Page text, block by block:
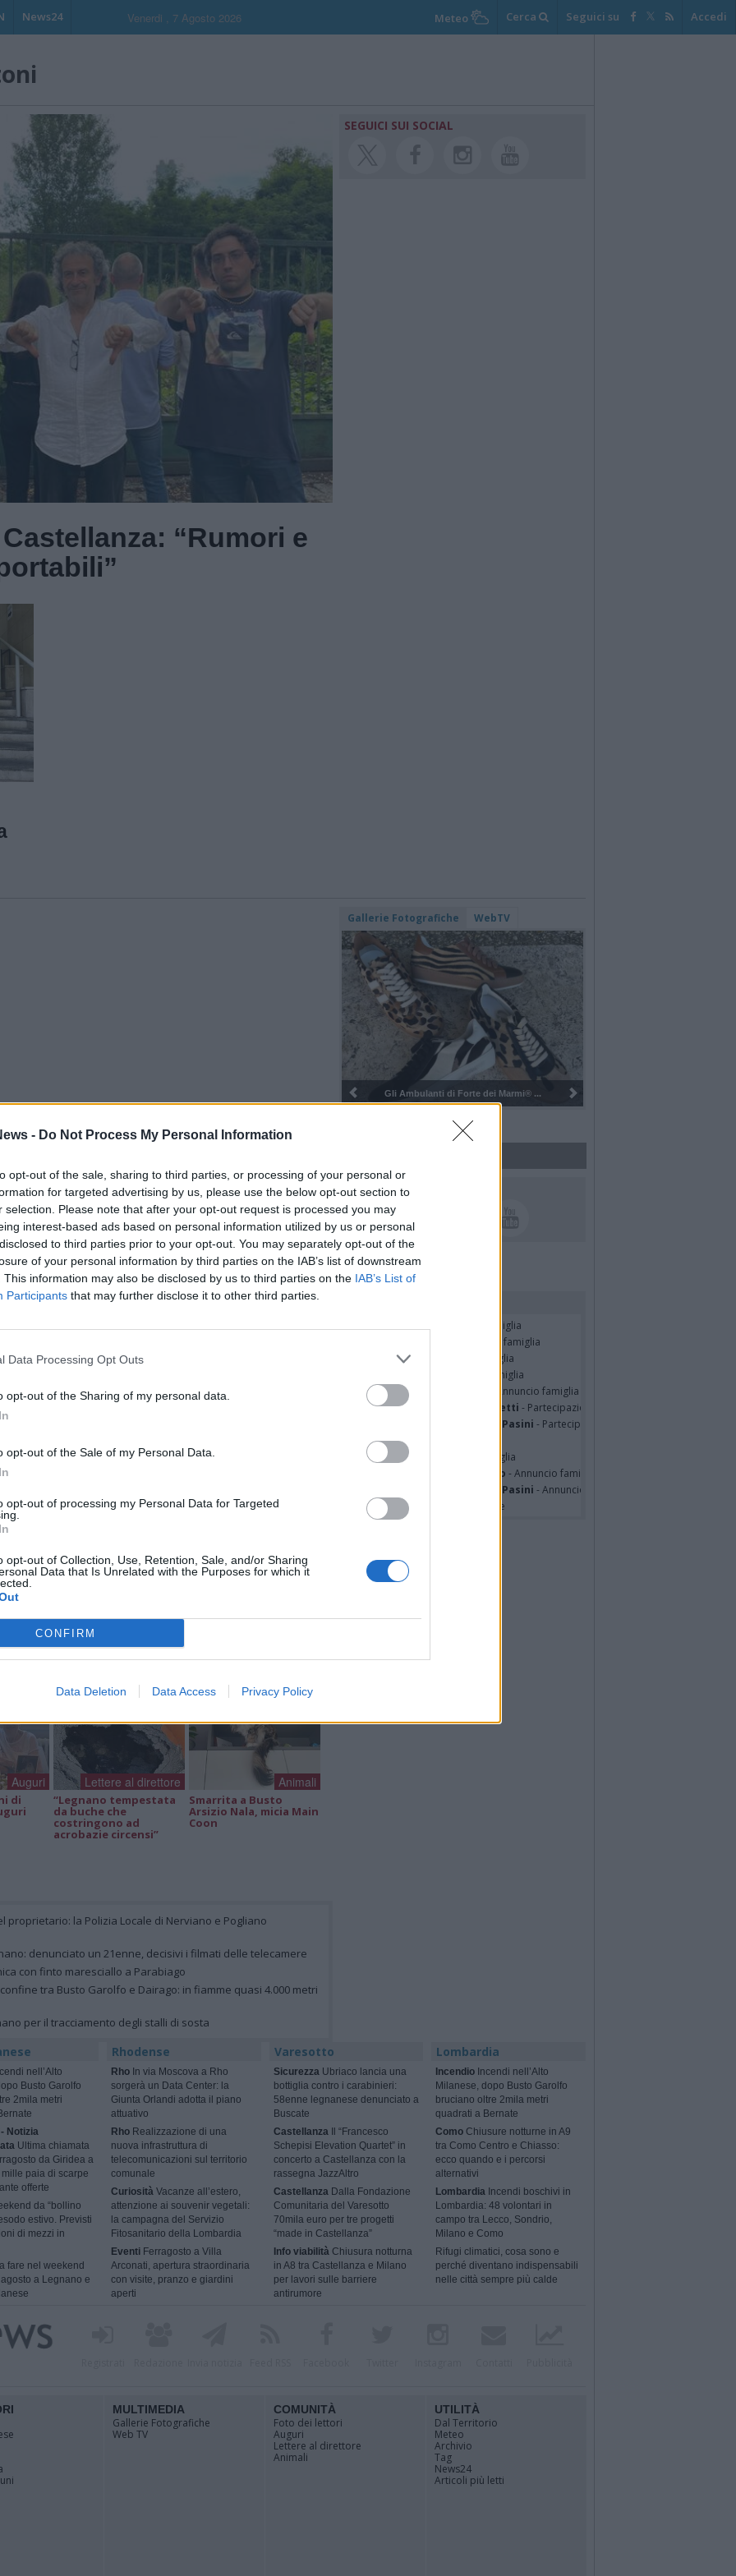
- Do Not Process My Personal Information
opt-out of the sale, sharing to third parties, or processing of your personal or
for targeted advertising by us, please use the below opt-out section to
selection. Please note that after your opt-out request is processed you may
interest-based ads based on personal information utilized by us or personal
to third parties prior to your opt-out. You may separately opt-out of the
of your personal information by third parties on the IAB’s list of downstream
This information may also be disclosed by us to third parties on the IAB’s List of
Participants that may further disclose it to other third parties.
Data Processing Opt Outs
opt-out of the Sharing of my personal data.
opt-out of the Sale of my Personal Data.
opt-out of processing my Personal Data for Targeted
opt-out of Collection, Use, Retention, Sale, and/or Sharing
Data that Is Unrelated with the Purposes for which it
CONFIRM
Data Deletion Data Access Privacy Policy
News24 Venerdi , 7 Agosto 2026 Meteo Cerca Seguici su Accedi
“Rumori e
SEGUICI SUI SOCIAL
Gallerie Fotografiche WebTV
Pulizia del bosco del Rugareto a ...
non va in ferie: ogni
per te
propone un appuntamento diverso ogni sera, tra
laboratori creativi, sfide musicali e burraco
Auguri
di
Lettere al direttore
“Legnano tempestata
da buche che
costringono ad
acrobazie circensi”
Animali
Smarrita a Busto
Arsizio Nala, micia Main
Coon
proprietario: la Polizia Locale di Nerviano e Pogliano
denunciato un 21enne, decisivi i filmati delle telecamere
con finto maresciallo a Parabiago
tra Busto Garolfo e Dairago: in fiamme quasi 4.000 metri
per il tracciamento degli stalli di sosta
SEGUICI SUI SOCIAL
- Annuncio famiglia
- Annuncio famiglia
Giuseppe Fava
- Annuncio famiglia
- Annuncio famiglia
Ginette Pedotti ved. Urbini
- Annuncio famiglia
Gianfranco Schieroni Giacometti - Partecipazione
Clementina Martinenghi ved. Pasini - Partecipazione
Marian Jasik
Achille Mazzini
- Annuncio famiglia
Teresa Squicciarini ved. Greco - Annuncio famiglia
Clementina Martinenghi ved. Pasini - Annuncio famiglia
Riccardo Basile
- Partecipazione
nell’Alto
Busto Garolfo
2mila metri
Notizia
Ultima chiamata
da Giridea a
paia di scarpe
offerte
da “bollino
estivo. Previsti
di mezzi in
fare nel weekend
a Legnano e
Rhodense
Rho In via Moscova a Rho
sorgerà un Data Center: la
Giunta Orlandi adotta il piano
attuativo
Rho Realizzazione di una
nuova infrastruttura di
telecomunicazioni sul territorio
comunale
Curiosità Vacanze all’estero,
attenzione ai souvenir vegetali:
la campagna del Servizio
Fitosanitario della Lombardia
Eventi Ferragosto a Villa
Arconati, apertura straordinaria
con visite, pranzo e giardini
aperti
Varesotto
SicurezzaUbriaco lancia una
bottiglia contro i carabinieri:
58enne legnanese denunciato a
Buscate
CastellanzaIl “Francesco
Schepisi Elevation Quartet” in
concerto a Castellanza con la
rassegna JazzAltro
CastellanzaDalla Fondazione
Comunitaria del Varesotto
70mila euro per tre progetti
“made in Castellanza”
Info viabilitàChiusura notturna
in A8 tra Castellanza e Milano
per lavori sulle barriere
antirumore
Lombardia
Incendio Incendi nell’Alto
Milanese, dopo Busto Garolfo
bruciano oltre 2mila metri
quadrati a Bernate
Como Chiusure notturne in A9
tra Como Centro e Chiasso:
ecco quando e i percorsi
alternativi
Lombardia Incendi boschivi in
Lombardia: 48 volontari in
campo tra Lecco, Sondrio,
Milano e Como
Rifugi climatici, cosa sono e
perché diventano indispensabili
nelle città sempre più calde
MULTIMEDIA
Gallerie Fotografiche
Web TV
COMUNITÀ
Foto dei lettori
Auguri
Lettere al direttore
Animali
UTILITÀ
Dal Territorio
Meteo
Archivio
Tag
News24
Articoli più letti